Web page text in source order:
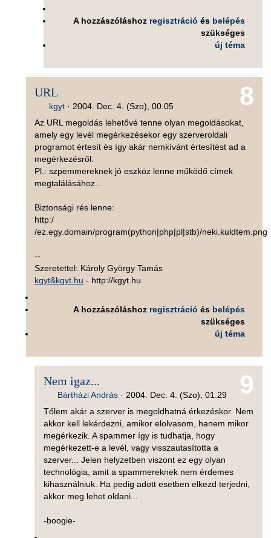
A hozzászóláshoz regisztráció és belépés
szükséges
új téma
8
URL
kgyt· 2004. Dec. 4. (Szo), 00.05
Az URL megoldás lehetővé tenne olyan megoldásokat,
amely egy levél megérkezésekor egy szerveroldali
programot értesít és így akár nemkívánt értesítést ad a
megérkezésről.
Pl.: szpemmereknek jó eszköz lenne működő címek
megtalálásához...
Biztonsági rés lenne:
http:/
/ez.egy.domain/program(python|php|pl|stb)/neki.kuldtem.png
--
Szeretettel: Károly György Tamás
kgyt&kgyt.hu - http://kgyt.hu
A hozzászóláshoz regisztráció és belépés
szükséges
új téma
9
Nem igaz...
Bártházi András ·2004. Dec. 4. (Szo), 01.29
Tőlem akár a szerver is megoldhatná érkezéskor. Nem
akkor kell lekérdezni, amikor elolvasom, hanem mikor
megérkezik. A spammer így is tudhatja, hogy
megérkezett-e a levél, vagy visszautasította a
szerver... Jelen helyzetben viszont ez egy olyan
technológia, amit a spammereknek nem érdemes
kihasználniuk. Ha pedig adott esetben elkezd terjedni,
akkor meg lehet oldani...
-boogie-